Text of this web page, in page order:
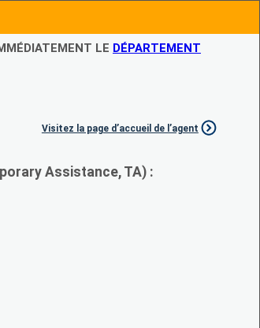
LE DÉPARTEMENT
Visitez la page d’accueil de l’agent
Assistance, TA) :